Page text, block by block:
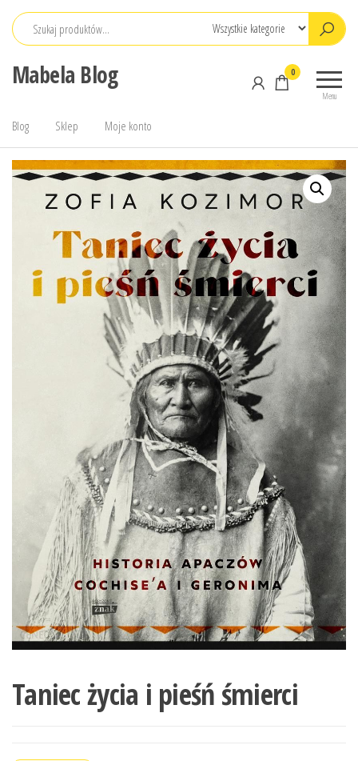
Przejdź
Mabela Blog
Menu
0
Blog Sklep Moje konto
Taniec życia i pieśń śmierci